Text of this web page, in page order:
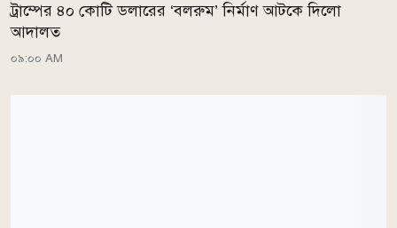
ট্রাম্পের ৪০ কোটি ডলারের ‘বলরুম’ নির্মাণ আটকে দিলো
আদালত
০৯:০০ AM